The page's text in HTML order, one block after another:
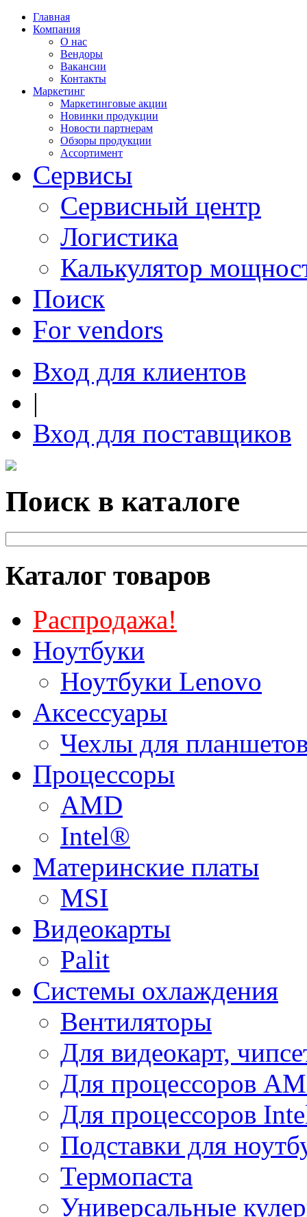
Главная
Компания
О нас
Вендоры
Вакансии
Контакты
Маркетинг
Маркетинговые акции
Новинки продукции
Новости партнерам
Обзоры продукции
Ассортимент
Сервисы
Сервисный центр
Логистика
Калькулятор
Поиск
For vendors
Вход для клиентов
|
Вход для поставщиков
Поиск в каталоге
Каталог товаров
Распродажа!
Ноутбуки
Ноутбуки Lenovo
Аксессуары
Чехлы для
Процессоры
AMD
Intel®
Материнские платы
MSI
Видеокарты
Palit
Системы охлаждения
Вентиляторы
Для видеокарт,
Для процессоров
Для процессоров
Подставки для
Термопаста
Универсальные